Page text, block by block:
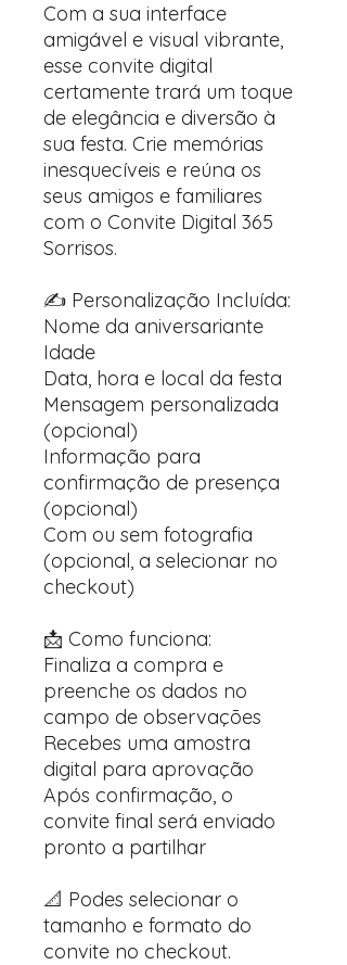
Com a sua interface
amigável e visual vibrante,
esse convite digital
certamente trará um toque
de elegância e diversão à
sua festa. Crie memórias
inesquecíveis e reúna os
seus amigos e familiares
com o Convite Digital 365
Sorrisos.
✍️ Personalização Incluída:
Nome da aniversariante
Idade
Data, hora e local da festa
Mensagem personalizada
(opcional)
Informação para
confirmação de presença
(opcional)
Com ou sem fotografia
(opcional, a selecionar no
checkout)
📩 Como funciona:
Finaliza a compra e
preenche os dados no
campo de observações
Recebes uma amostra
digital para aprovação
Após confirmação, o
convite final será enviado
pronto a partilhar
📐 Podes selecionar o
tamanho e formato do
convite no checkout.